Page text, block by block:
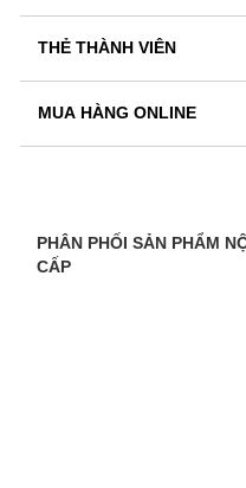
THẺ THÀNH VIÊN
MUA HÀNG ONLINE
PHÂN PHỐI SẢN PHẨM
CẤP